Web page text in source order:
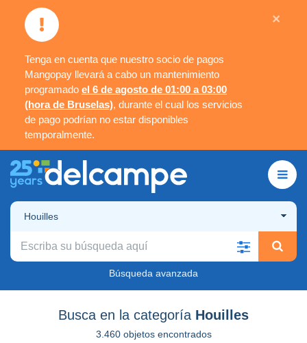
Tenga en cuenta que nuestro socio de pagos
Mangopay llevará a cabo un mantenimiento
programado el 6 de agosto de 01:00 a 03:00
(hora de Bruselas), durante el cual los servicios
de pago podrían no estar disponibles
temporalmente.
×
Houilles
Búsqueda avanzada
Busca en la categoría Houilles
3.460 objetos encontrados